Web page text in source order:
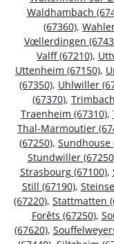
Waldhambach
(67360),
Vœllerdingen
Valff (67210),
Uttenheim (67150),
(67350), Uhlwiller
(67370),
Traenheim (67310),
Thal-Marmoutier
(67250), Sundhouse
Stundwiller
Strasbourg (67100),
Still (67190),
(67220), Stattmatten
Forêts (67250),
(67620),